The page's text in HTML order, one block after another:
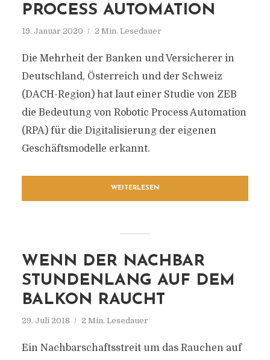
PROCESS AUTOMATION
19. Januar 2020 2 Min. Lesedauer
Die Mehrheit der Banken und Versicherer in
Deutschland, Österreich und der Schweiz
(DACH-Region) hat laut einer Studie von ZEB
die Bedeutung von Robotic Process Automation
(RPA) für die Digitalisierung der eigenen
Geschäftsmodelle erkannt.
WEITERLESEN
WENN DER NACHBAR
STUNDENLANG AUF DEM
BALKON RAUCHT
29. Juli 2018 2 Min. Lesedauer
Ein Nachbarschaftsstreit um das Rauchen auf